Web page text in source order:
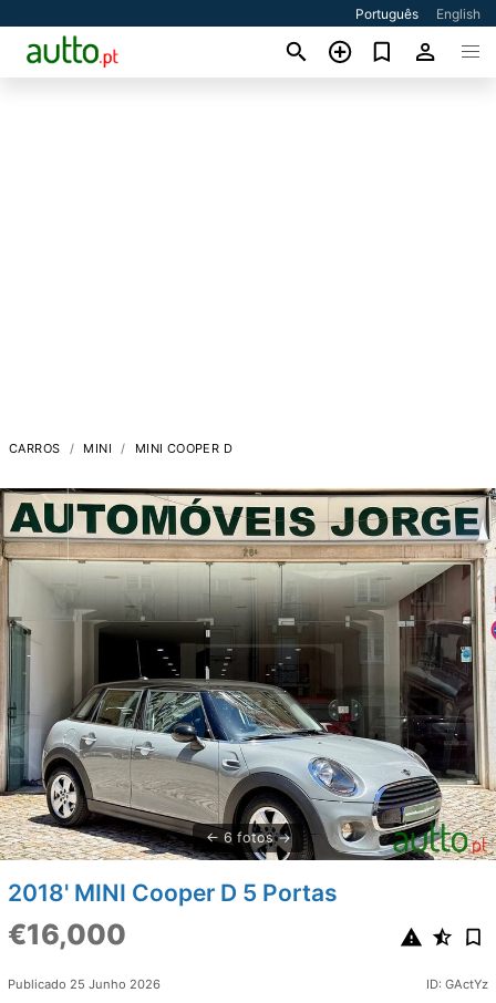
Português English
CARROS MINI MINI COOPER D
6 fotos
2018' MINI Cooper D 5 Portas
€16,000
Publicado 25 Junho 2026 ID: GActYz